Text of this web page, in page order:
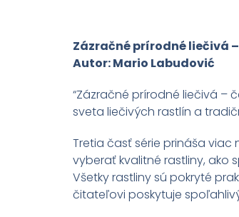
Zázračné prírodné liečivá
Autor: Mario Labudović
“Zázračné prírodné liečivá –
sveta liečivých rastlín a
Tretia časť série prináša viac
vyberať kvalitné rastliny, ako
Všetky rastliny sú pokryté
čitateľovi poskytuje